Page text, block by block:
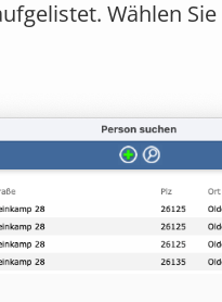
Wählen